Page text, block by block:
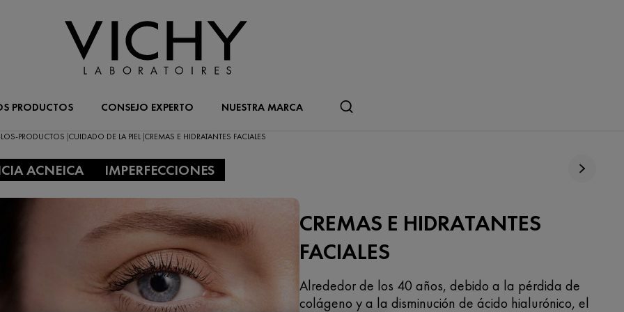
PRODUCTOS CONSEJO EXPERTO NUESTRA MARCA
PRODUCTOS CUIDADO DE LA PIEL CREMAS E HIDRATANTES FACIALES
ACNEICA IMPERFECCIONES
CREMAS E HIDRATANTES
FACIALES
Alrededor de los 40 años, debido a la pérdida de
colágeno y a la disminución de ácido hialurónico, el